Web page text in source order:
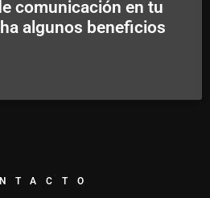
comunicación en tu
algunos beneficios